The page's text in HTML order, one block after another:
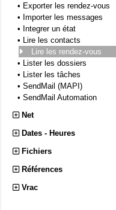
• Exporter les rendez-vous
• Importer les messages
• Integrer un état
• Lire les contacts
Lire les rendez-vous
• Lister les dossiers
• Lister les tâches
• SendMail (MAPI)
• SendMail Automation
Net
Dates - Heures
Fichiers
Références
Vrac